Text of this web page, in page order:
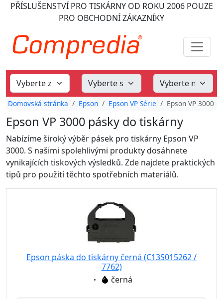
PŘÍSLUŠENSTVÍ PRO TISKÁRNY OD ROKU 2006POUZE
PRO OBCHODNÍ ZÁKAZNÍKY
Domovská stránka Epson Epson VP Série Epson VP 3000
Epson VP 3000 pásky do tiskárny
Nabízíme široký výběr pásek pro tiskárny Epson VP
3000. S našimi spolehlivými produkty dosáhnete
vynikajících tiskových výsledků. Zde najdete praktických
tipů pro použití těchto spotřebních materiálů.
Epson páska do tiskárny černá (C13S015262 /
7762)
Eigenschaft:
černá